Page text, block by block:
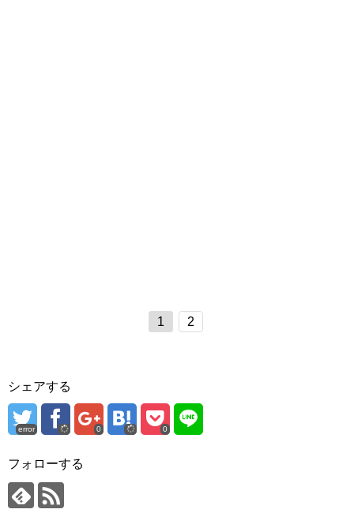
1 2
シェアする
error 0 0
フォローする